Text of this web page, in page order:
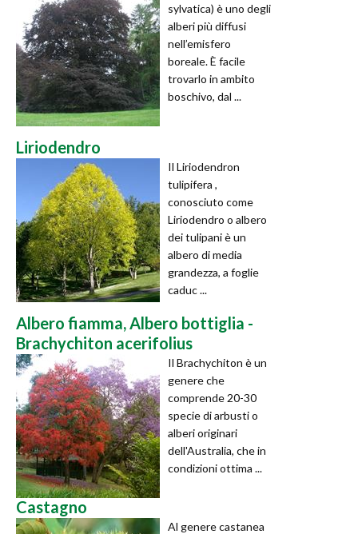
sylvatica) è uno degli
alberi più diffusi
nell’emisfero
boreale. È facile
trovarlo in ambito
boschivo, dal ...
Liriodendro
Il Liriodendron
tulipifera ,
conosciuto come
Liriodendro o albero
dei tulipani è un
albero di media
grandezza, a foglie
caduc ...
Albero fiamma, Albero bottiglia -
Brachychiton acerifolius
Il Brachychiton è un
genere che
comprende 20-30
specie di arbusti o
alberi originari
dell'Australia, che in
condizioni ottima ...
Castagno
Al genere castanea